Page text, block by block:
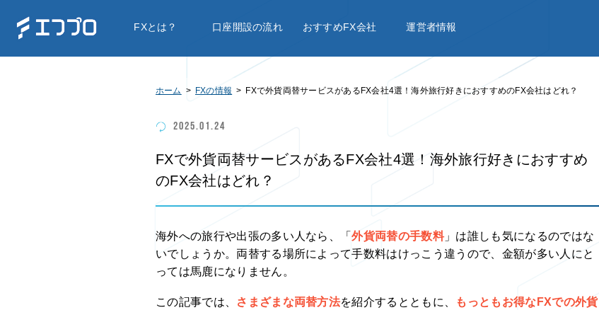
FXとは？ 口座開設の流れ おすすめFX会社 運営者情報
ホーム FXの情報 FXで外貨両替サービスがあるFX会社4選！海外旅行好きにおすすめのFX会社はどれ？
2025.01.24
FXで外貨両替サービスがあるFX会社4選！海外旅行好きにおすすめ
のFX会社はどれ？
海外への旅行や出張の多い人なら、「外貨両替の手数料」は誰しも気になるのではな
いでしょうか。両替する場所によって手数料はけっこう違うので、金額が多い人にと
っては馬鹿になりません。
この記事では、 さまざまな両替方法を紹介するとともに、
もっともお得なFXでの外貨